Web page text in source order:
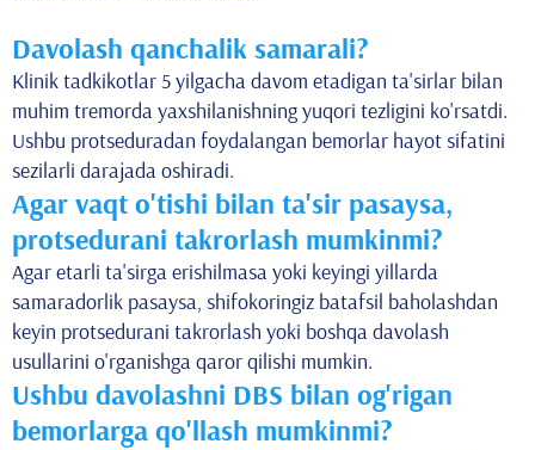
Davolash qanchalik samarali?
Klinik tadkikotlar 5 yilgacha davom etadigan ta'sirlar bilan
muhim tremorda yaxshilanishning yuqori tezligini ko'rsatdi.
Ushbu protseduradan foydalangan bemorlar hayot sifatini
sezilarli darajada oshiradi.
Agar vaqt o'tishi bilan ta'sir pasaysa,
protsedurani takrorlash mumkinmi?
Agar etarli ta'sirga erishilmasa yoki keyingi yillarda
samaradorlik pasaysa, shifokoringiz batafsil baholashdan
keyin protsedurani takrorlash yoki boshqa davolash
usullarini o'rganishga qaror qilishi mumkin.
Ushbu davolashni DBS bilan og'rigan
bemorlarga qo'llash mumkinmi?